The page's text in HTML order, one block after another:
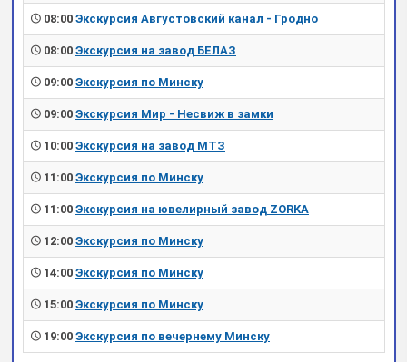
08:00 Экскурсия Августовский канал - Гродно
08:00 Экскурсия на завод БЕЛАЗ
09:00 Экскурсия по Минску
09:00 Экскурсия Мир - Несвиж в замки
10:00 Экскурсия на завод МТЗ
11:00 Экскурсия по Минску
11:00 Экскурсия на ювелирный завод ZORKA
12:00 Экскурсия по Минску
14:00 Экскурсия по Минску
15:00 Экскурсия по Минску
19:00 Экскурсия по вечернему Минску